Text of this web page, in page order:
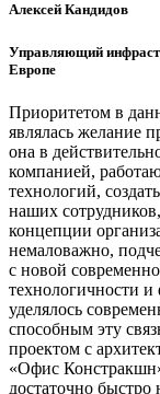
Алексей Кандидов
Управляющий
Европе
Приоритетом в
являлась желание
она в
компанией,
технологий,
наших
концепции
немаловажно,
с новой
технологичности
уделялось
способным эту
проектом с
«Офис
достаточно